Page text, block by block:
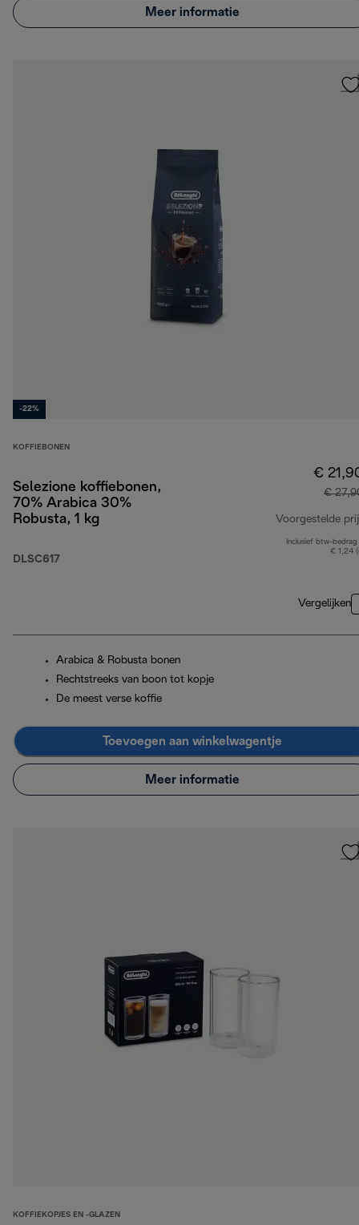
Meer informatie
-22%
KOFFIEBONEN
Selezione koffiebonen,
70% Arabica 30%
Robusta, 1 kg
DLSC617
€
€
Voorgestelde
Inclusief btw-bedrag
€ 1,24
Vergelijken
Arabica & Robusta bonen
Rechtstreeks van boon tot kopje
De meest verse koffie
Toevoegen aan winkelwagentje
Meer informatie
KOFFIEKOPJES EN -GLAZEN